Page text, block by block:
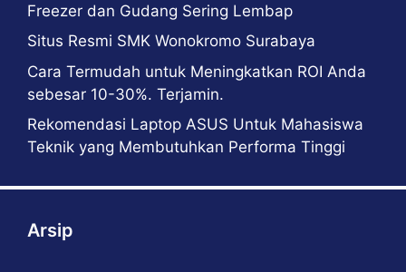
Freezer dan Gudang Sering Lembap
Situs Resmi SMK Wonokromo Surabaya
Cara Termudah untuk Meningkatkan ROI Anda
sebesar 10-30%. Terjamin.
Rekomendasi Laptop ASUS Untuk Mahasiswa
Teknik yang Membutuhkan Performa Tinggi
Arsip